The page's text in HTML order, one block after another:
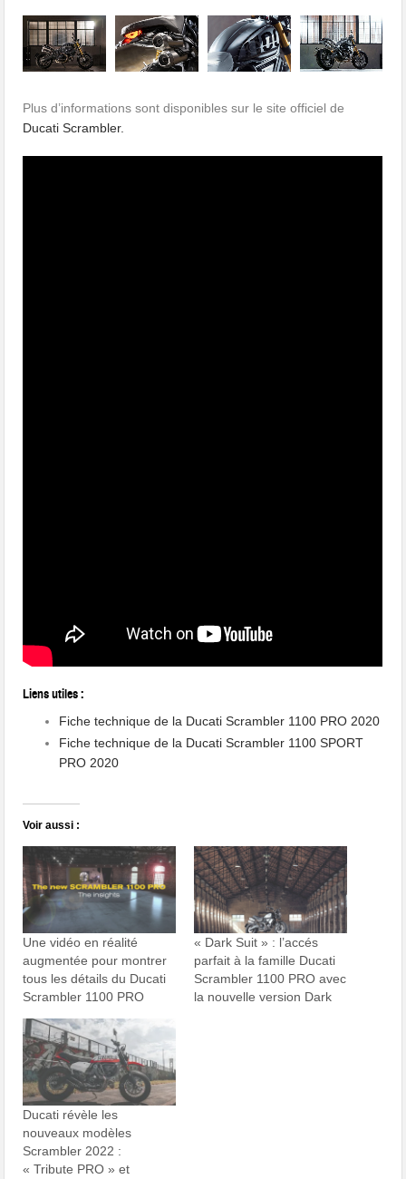
Plus d’informations sont disponibles sur le site officiel de
Ducati Scrambler.
Liens utiles :
Fiche technique de la Ducati Scrambler 1100 PRO 2020
Fiche technique de la Ducati Scrambler 1100 SPORT
PRO 2020
Voir aussi :
Une vidéo en réalité
augmentée pour montrer
tous les détails du Ducati
Scrambler 1100 PRO
« Dark Suit » : l’accés
parfait à la famille Ducati
Scrambler 1100 PRO avec
la nouvelle version Dark
Ducati révèle les
nouveaux modèles
Scrambler 2022 :
« Tribute PRO » et